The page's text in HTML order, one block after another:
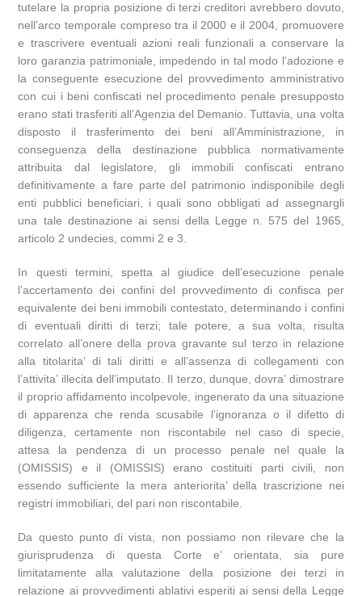
tutelare la propria posizione di terzi creditori avrebbero dovuto,
nell’arco temporale compreso tra il 2000 e il 2004, promuovere
e trascrivere eventuali azioni reali funzionali a conservare la
loro garanzia patrimoniale, impedendo in tal modo l’adozione e
la conseguente esecuzione del provvedimento amministrativo
con cui i beni confiscati nel procedimento penale presupposto
erano stati trasferiti all’Agenzia del Demanio. Tuttavia, una volta
disposto il trasferimento dei beni all’Amministrazione, in
conseguenza della destinazione pubblica normativamente
attribuita dal legislatore, gli immobili confiscati entrano
definitivamente a fare parte del patrimonio indisponibile degli
enti pubblici beneficiari, i quali sono obbligati ad assegnargli
una tale destinazione ai sensi della Legge n. 575 del 1965,
articolo 2 undecies, commi 2 e 3.
In questi termini, spetta al giudice dell’esecuzione penale
l’accertamento dei confini del provvedimento di confisca per
equivalente dei beni immobili contestato, determinando i confini
di eventuali diritti di terzi; tale potere, a sua volta, risulta
correlato all’onere della prova gravante sul terzo in relazione
alla titolarita’ di tali diritti e all’assenza di collegamenti con
l’attivita’ illecita dell’imputato. Il terzo, dunque, dovra’ dimostrare
il proprio affidamento incolpevole, ingenerato da una situazione
di apparenza che renda scusabile l’ignoranza o il difetto di
diligenza, certamente non riscontabile nel caso di specie,
attesa la pendenza di un processo penale nel quale la
(OMISSIS) e il (OMISSIS) erano costituiti parti civili, non
essendo sufficiente la mera anteriorita’ della trascrizione nei
registri immobiliari, del pari non riscontabile.
Da questo punto di vista, non possiamo non rilevare che la
giurisprudenza di questa Corte e’ orientata, sia pure
limitatamente alla valutazione della posizione dei terzi in
relazione ai provvedimenti ablativi esperiti ai sensi della Legge